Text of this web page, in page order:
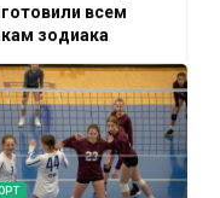
всем
зодиака